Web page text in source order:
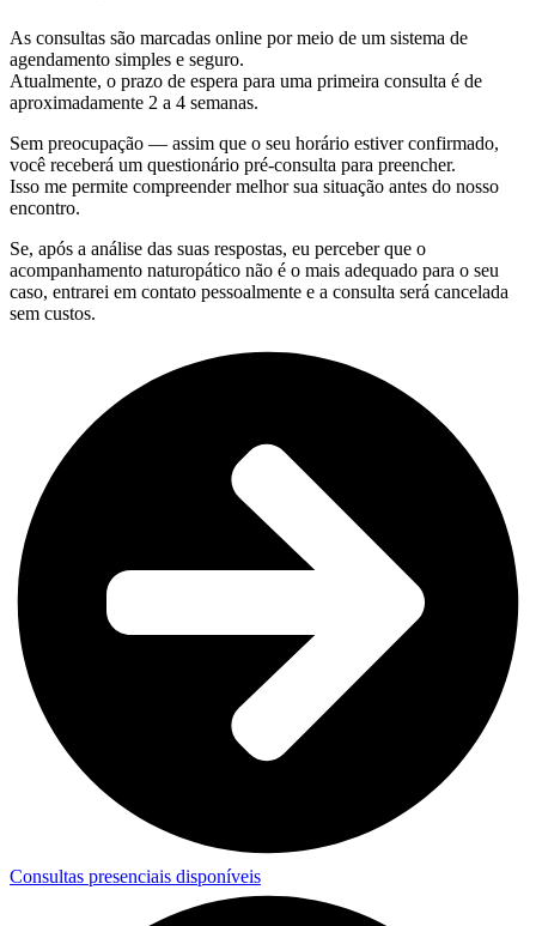
As consultas são marcadas online por meio de um sistema de
agendamento simples e seguro.
Atualmente, o prazo de espera para uma primeira consulta é de
aproximadamente 2 a 4 semanas.
Sem preocupação — assim que o seu horário estiver confirmado,
você receberá um questionário pré-consulta para preencher.
Isso me permite compreender melhor sua situação antes do nosso
encontro.
Se, após a análise das suas respostas, eu perceber que o
acompanhamento naturopático não é o mais adequado para o seu
caso, entrarei em contato pessoalmente e a consulta será cancelada
sem custos.
Consultas presenciais disponíveis